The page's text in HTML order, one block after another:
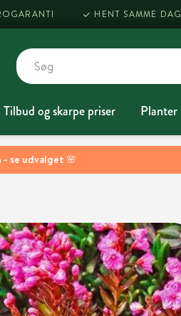
se udvalget 🌸
HENT SAMME DAG
Tilbud og skarpe priser Planter